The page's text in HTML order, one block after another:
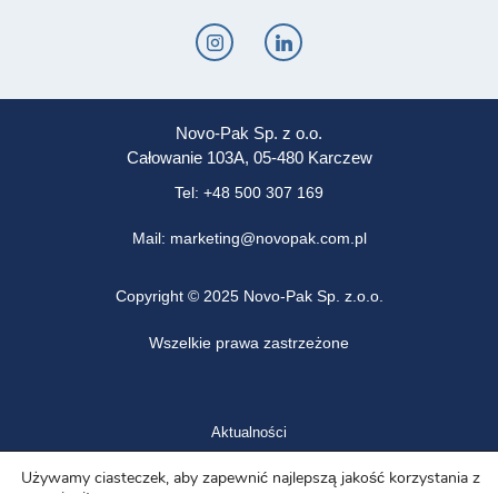
Novo-Pak Sp. z o.o.
Całowanie 103A, 05-480 Karczew
Tel: +48 500 307 169
Mail: marketing@novopak.com.pl
Copyright © 2025 Novo-Pak Sp. z.o.o.
Wszelkie prawa zastrzeżone
Aktualności
Blog
Używamy ciasteczek, aby zapewnić najlepszą jakość korzystania z